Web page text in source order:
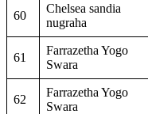
60
Chelsea sandia
nugraha
61
Farrazetha Yogo
Swara
62
Farrazetha Yogo
Swara